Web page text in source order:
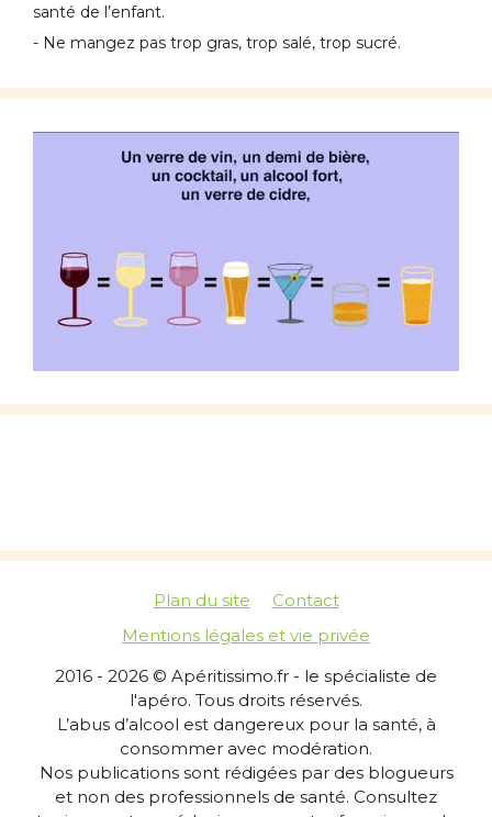
santé de l’enfant.
- Ne mangez pas trop gras, trop salé, trop sucré.
Plan du site
Contact
Mentions légales et vie privée
2016 - 2026 © Apéritissimo.fr - le spécialiste de
l'apéro. Tous droits réservés.
L’abus d’alcool est dangereux pour la santé, à
consommer avec modération.
Nos publications sont rédigées par des blogueurs
et non des professionnels de santé. Consultez